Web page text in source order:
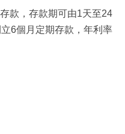
款，存款期可由1天至24
6個月定期存款，年利率